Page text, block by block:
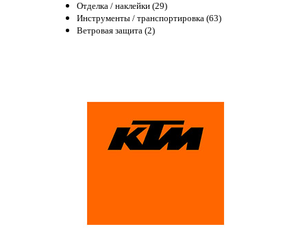
Отделка / наклейки (29)
Инструменты / транспортировка (63)
Ветровая защита (2)